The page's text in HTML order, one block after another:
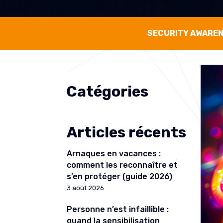
SECURITY
Catégories
Articles récents
Arnaques en vacances :
comment les reconnaître et
s’en protéger (guide 2026)
3 août 2026
Personne n’est infaillible :
quand la sensibilisation